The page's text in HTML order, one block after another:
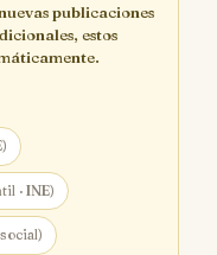
publicaciones
estos
· INE)